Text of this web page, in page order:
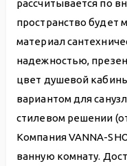
рассчитывается по
пространство
материал
надежностью,
цвет душевой
вариантом для
стилевом решении
Компания VANNA-
ванную комнату.